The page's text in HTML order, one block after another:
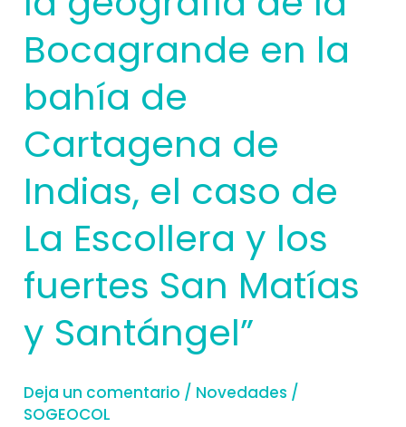
Bocagrande en la
bahía de
Cartagena de
Indias, el caso de
La Escollera y los
fuertes San Matías
y Santángel”
Deja un comentario / Novedades /
SOGEOCOL
Cartagena
de
el
caso
de
La
Escollera
fuertes
Matías
Santángel”